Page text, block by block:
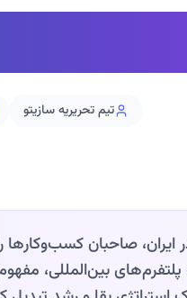
تیم تحریریه سازیتو
در ایران، صاحبان
بین‌المللی،